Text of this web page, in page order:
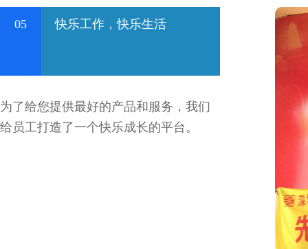
05 快乐工作，快乐生活
为了给您提供最好的产品和服务，我们
给员工打造了一个快乐成长的平台。